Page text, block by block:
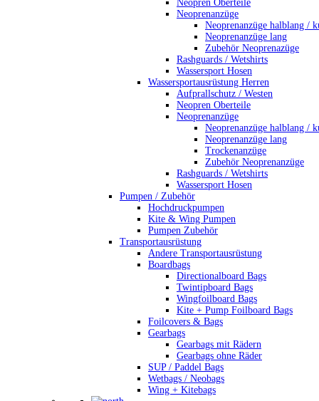
Neopren Oberteile
Neoprenanzüge
Neoprenanzüge halblang /
Neoprenanzüge lang
Zubehör Neoprenazüge
Rashguards / Wetshirts
Wassersport Hosen
Wassersportausrüstung Herren
Aufprallschutz / Westen
Neopren Oberteile
Neoprenanzüge
Neoprenanzüge halblang /
Neoprenanzüge lang
Trockenanzüge
Zubehör Neoprenanzüge
Rashguards / Wetshirts
Wassersport Hosen
Pumpen / Zubehör
Hochdruckpumpen
Kite & Wing Pumpen
Pumpen Zubehör
Transportausrüstung
Andere Transportausrüstung
Boardbags
Directionalboard Bags
Twintipboard Bags
Wingfoilboard Bags
Kite + Pump Foilboard Bags
Foilcovers & Bags
Gearbags
Gearbags mit Rädern
Gearbags ohne Räder
SUP / Paddel Bags
Wetbags / Neobags
Wing + Kitebags